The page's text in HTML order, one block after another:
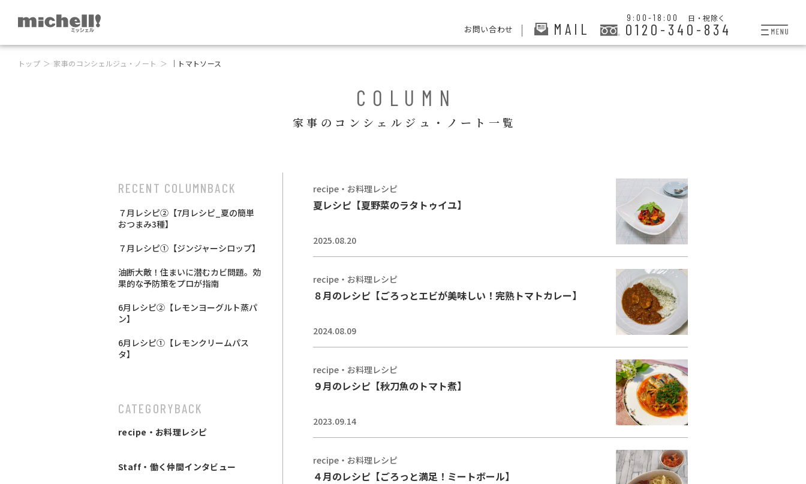
お問い合わせ MAIL
9:00-18:00 日・祝除く
0120-340-834
トップ 家事のコンシェルジュ・ノート ｜トマトソース
COLUMN
家事のコンシェルジュ・ノート一覧
recipe・お料理レシピ
夏レシピ【夏野菜のラタトゥイユ】
2025.08.20
recipe・お料理レシピ
８月のレシピ【ごろっとエビが美味しい！完熟トマトカレー】
2024.08.09
recipe・お料理レシピ
９月のレシピ【秋刀魚のトマト煮】
2023.09.14
recipe・お料理レシピ
４月のレシピ【ごろっと満足！ミートボール】
RECENT COLUMNBACK
７月レシピ②【7月レシピ_夏の簡単
おつまみ3種】
７月レシピ①【ジンジャーシロップ】
油断大敵！住まいに潜むカビ問題。効
果的な予防策をプロが指南
6月レシピ②【レモンヨーグルト蒸パ
ン】
6月レシピ①【レモンクリームパス
タ】
CATEGORYBACK
recipe・お料理レシピ
Staff・働く仲間インタビュー